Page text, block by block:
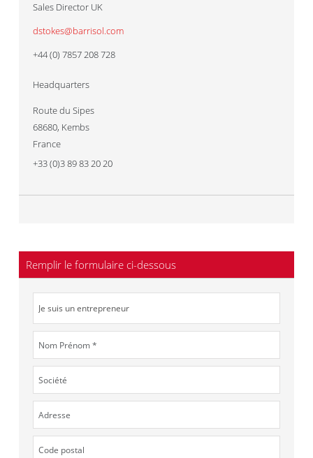
Sales Director UK
dstokes@barrisol.com
+44 (0) 7857 208 728
Headquarters
Route du Sipes
68680, Kembs
France
+33 (0)3 89 83 20 20
Remplir le formulaire ci-dessous